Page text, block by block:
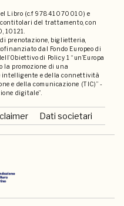
Libro (c.f 97841070010) e
del trattamento, con
10121.
prenotazione, biglietteria,
dal Fondo Europeo di
di Policy 1 “un’Europa
la promozione di una
intelligente e della connettività
e della comunicazione (TIC)” -
digitale”.
Dati societari